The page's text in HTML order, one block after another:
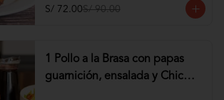
S/ 72.00S/ 90.00
1 Pollo a la Brasa con papas
guarnición, ensalada y Chicha